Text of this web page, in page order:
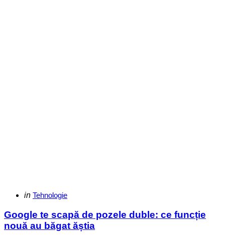
Categories
Posted
in Tehnologie
Google te scapă de pozele duble: ce funcție
nouă au băgat ăștia